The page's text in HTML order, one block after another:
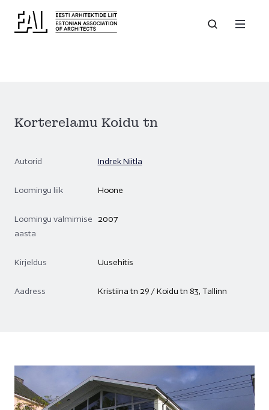
Korterelamu Koidu tn
Autorid Indrek Niitla
Loomingu liik Hoone
Loomingu valmimise
aasta
2007
Kirjeldus Uusehitis
Aadress Kristiina tn 29 / Koidu tn 83, Tallinn